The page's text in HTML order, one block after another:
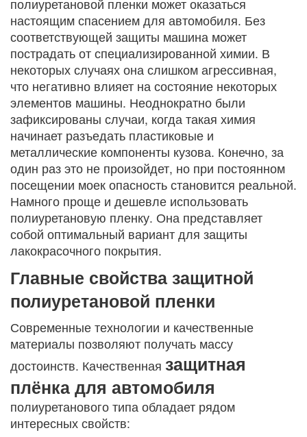
полиуретановой пленки может оказаться
настоящим спасением для автомобиля. Без
соответствующей защиты машина может
пострадать от специализированной химии. В
некоторых случаях она слишком агрессивная,
что негативно влияет на состояние некоторых
элементов машины. Неоднократно были
зафиксированы случаи, когда такая химия
начинает разъедать пластиковые и
металлические компоненты кузова. Конечно, за
один раз это не произойдет, но при постоянном
посещении моек опасность становится реальной.
Намного проще и дешевле использовать
полиуретановую пленку. Она представляет
собой оптимальный вариант для защиты
лакокрасочного покрытия.
Главные свойства защитной
полиуретановой пленки
Современные технологии и качественные
материалы позволяют получать массу
достоинств. Качественная защитная
плёнка для автомобиля
полиуретанового типа обладает рядом
интересных свойств: